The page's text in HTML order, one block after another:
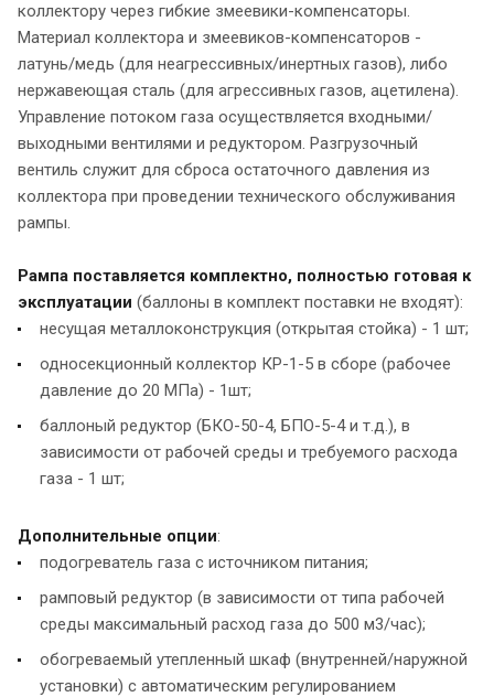
коллектору через гибкие змеевики-компенсаторы.
Материал коллектора и змеевиков-компенсаторов -
латунь/медь (для неагрессивных/инертных газов), либо
нержавеющая сталь (для агрессивных газов, ацетилена).
Управление потоком газа осуществляется входными/
выходными вентилями и редуктором. Разгрузочный
вентиль служит для сброса остаточного давления из
коллектора при проведении технического обслуживания
рампы.
Рампа поставляется комплектно, полностью готовая к
эксплуатации (баллоны в комплект поставки не входят):
несущая металлоконструкция (открытая стойка) - 1 шт;
односекционный коллектор КР-1-5 в сборе (рабочее
давление до 20 МПа) - 1шт;
баллоный редуктор (БКО-50-4, БПО-5-4 и т.д.), в
зависимости от рабочей среды и требуемого расхода
газа - 1 шт;
Дополнительные опции:
подогреватель газа с источником питания;
рамповый редуктор (в зависимости от типа рабочей
среды максимальный расход газа до 500 м3/час);
обогреваемый утепленный шкаф (внутренней/наружной
установки) с автоматическим регулированием